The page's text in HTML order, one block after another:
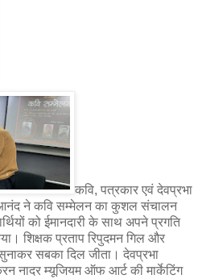
कवि, पत्रकार एवं देवप्रभा
ने कवि सम्मेलन का कुशल संचालन
को ईमानदारी के साथ अपने प्रगति
शिक्षक प्रताप रिपुदमन गिल और
सबका दिल जीता। देवप्रभा
नादर म्यूजियम ऑफ आर्ट की मार्केटिंग